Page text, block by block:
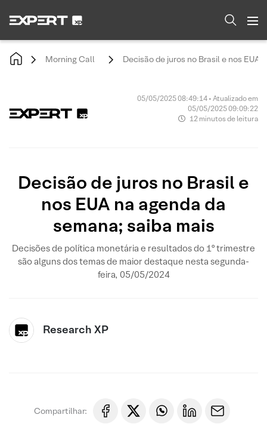
Morning Call Decisão de juros no Brasil e nos EUA
05/05/2025 08:49:14 • Atualizado em
05/05/2025 09:09:22
12 minutos de leitura
Decisão de juros no Brasil e
nos EUA na agenda da
semana; saiba mais
Decisões de política monetária e resultados do 1º trimestre
são alguns dos temas de maior destaque nesta segunda-
feira, 05/05/2024
Research XP
Compartilhar: